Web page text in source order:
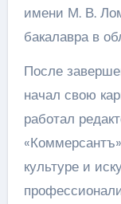
имени М. В.
бакалавра в
После
начал свою
работал
культуре и